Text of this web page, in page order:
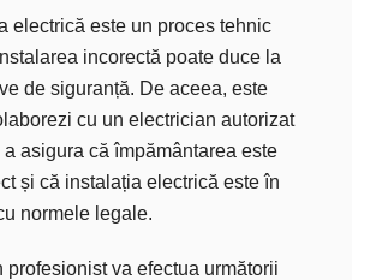
electrică este un proces tehnic
incorectă poate duce la
de siguranță. De aceea, este
cu un electrician autorizat
asigura că împământarea este
și că instalația electrică este în
normele legale.
profesionist va efectua următorii